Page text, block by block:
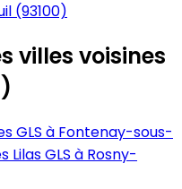
(93100)
villes voisines
GLS à Fontenay-sous-
LilasGLS à Rosny-